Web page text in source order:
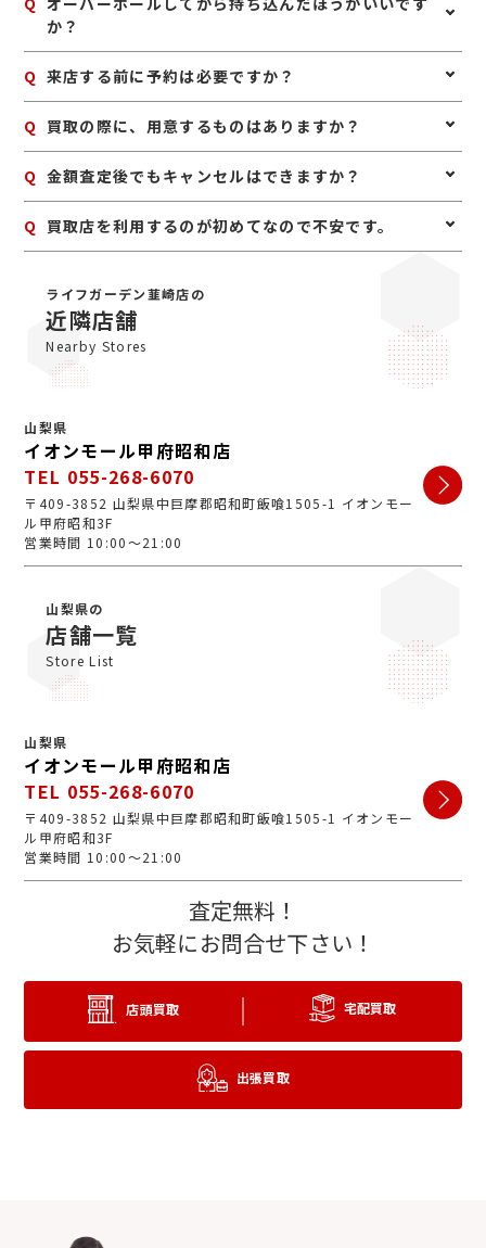
があります。無理に磨かず、そのままお持ちいただくの
がおすすめです。
のは高く評価される場合があります。製造年が古くても
か？
A 無理にオーバーホールや修理をしてからお持ち込みいた
がおすすめです。状態を確認したうえでご案内いたしま
す。
Q 来店する前に予約は必要ですか？
A 予約は必要ありませんのでいつでもお越しいただけます
すとスムーズにご案内できます。
Q 買取の際に、用意するものはありますか？
A はい。身分証明書(運転免許証、マイナンバーカード、
Q 金額査定後でもキャンセルはできますか？
A お値段にご満足いただけない場合は、もちろんキャンセ
Q 買取店を利用するのが初めてなので不安です。
がとうございます。ジュエルカフェは女性スタッフが中
心で、丁寧な接客・明るいお店・手数料完全無料の手軽
さで多くのお客様にご利用いただいています。ぜひ安心
してお越しくださいませ。
ライフガーデン韮崎店の
近隣店舗
Nearby Stores
山梨県
イオンモール甲府昭和店
TEL 055-268-6070
〒409-3852 山梨県中巨摩郡昭和町飯喰1505-1 イオンモー
ル甲府昭和3F
営業時間 10:00～21:00
山梨県の
店舗一覧
Store List
山梨県
イオンモール甲府昭和店
TEL 055-268-6070
〒409-3852 山梨県中巨摩郡昭和町飯喰1505-1 イオンモー
ル甲府昭和3F
営業時間 10:00～21:00
査定無料！
お気軽にお問合せ下さい！
店頭買取 宅配買取
出張買取